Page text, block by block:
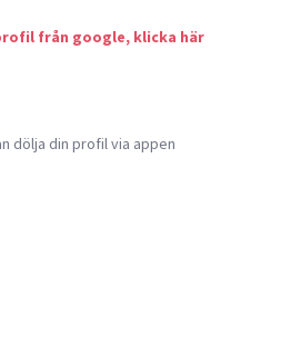
från google, klicka här
dölja din profil via appen